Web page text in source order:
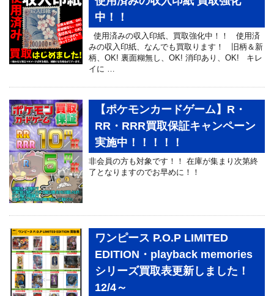
中！！
使用済みの収入印紙、買取強化中！！ 使用済
みの収入印紙、なんでも買取ります！ 旧柄＆新
柄、OK! 裏面糊無し、OK! 消印あり、OK! キレ
イに …
【ポケモンカードゲーム】R・
RR・RRR買取保証キャンペーン
実施中！！！！！
非会員の方も対象です！！ 在庫が集まり次第終
了となりますのでお早めに！！
ワンピース P.O.P LIMITED
EDITION・playback memories
シリーズ買取表更新しました！
12/4～